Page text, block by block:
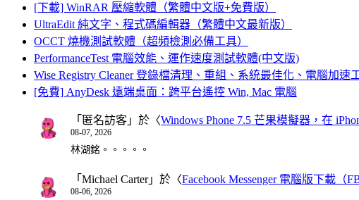
[下載] WinRAR 壓縮軟體（繁體中文版+免費版）
UltraEdit 純文字、程式碼編輯器（繁體中文最新版）
OCCT 燒機測試軟體（超頻檢測必備工具）
PerformanceTest 電腦效能、運作速度測試軟體(中文版)
Wise Registry Cleaner 登錄檔清理、重組、系統最佳化、電腦加速
[免費] AnyDesk 遠端桌面：跨平台遙控 Win, Mac 電腦
「 匿名訪客 」於〈Windows Phone 7.5 芒果模擬器，在
08-07, 2026
林湖銘。。。。。
「 Michael Carter」於〈Facebook Messenger 電腦版下載（
08-06, 2026